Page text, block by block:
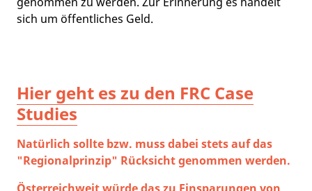
sich um öffentliches Geld.
Hier geht es zu den FRC Case
Studies
Natürlich sollte bzw. muss dabei stets auf das
"Regionalprinzip" Rücksicht genommen werden.